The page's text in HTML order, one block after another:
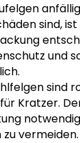
sind,
und
sind
Kratzer.
vermeiden.